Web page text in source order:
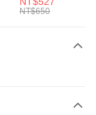
NT$650